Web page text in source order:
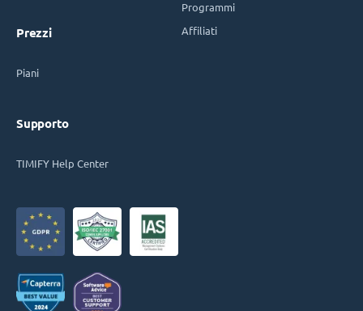
Prezzi
Piani
Supporto
TIMIFY Help Center
Programmi
Affiliati